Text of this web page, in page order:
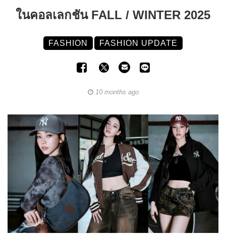
ในคอลเลกชัน FALL / WINTER 2025
FASHION FASHION UPDATE
10 months ago